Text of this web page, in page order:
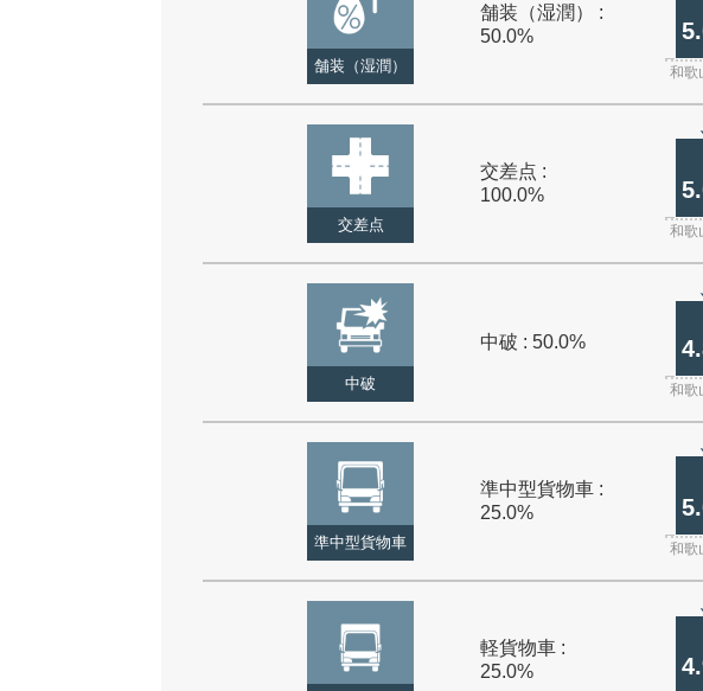
舗装（湿潤）
舗装（湿潤） :
50.0%
和歌
交差点
交差点 :
100.0%
和歌
中破
中破 : 50.0%
和歌
準中型貨物車
準中型貨物車 :
25.0%
和歌
軽貨物車 :
25.0%